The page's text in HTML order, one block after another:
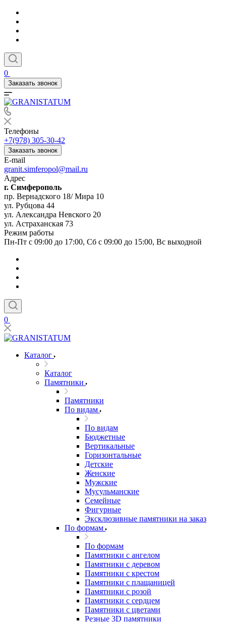
0
Заказать звонок
Телефоны
+7(978) 305-30-42
Заказать звонок
E-mail
granit.simferopol@mail.ru
Адрес
г. Симферополь
пр. Вернадского 18/ Мира 10
ул. Рубцова 44
ул. Александра Невского 20
ул. Астраханская 73
Режим работы
Пн-Пт с 09:00 до 17:00, Сб с 09:00 до 15:00, Вс выходной
0
Каталог
Каталог
Памятники
Памятники
По видам
По видам
Бюджетные
Вертикальные
Горизонтальные
Детские
Женские
Мужские
Мусульманские
Семейные
Фигурные
Эксклюзивные памятники на заказ
По формам
По формам
Памятники с ангелом
Памятники с деревом
Памятники с крестом
Памятники с плащаницей
Памятники с розой
Памятники с сердцем
Памятники с цветами
Резные 3D памятники